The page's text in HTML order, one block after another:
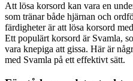
Att lösa korsord kan vara en
som tränar både hjärnan och
färdigheter är att lösa korsord
Ett populärt korsord är Svamla,
vara knepiga att gissa. Här är
med Svamla på ett effektivt sätt.